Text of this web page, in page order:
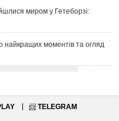
миром у Гетеборзі:
моментів та огляд
📨 TELEGRAM